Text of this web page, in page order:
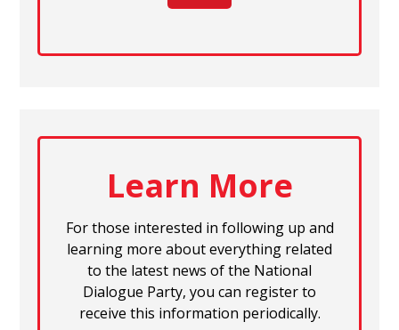
Learn More
For those interested in following up and
learning more about everything related
to the latest news of the National
Dialogue Party, you can register to
receive this information periodically.